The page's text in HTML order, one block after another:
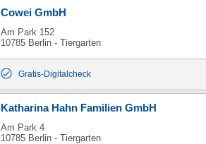
Cowei GmbH
Am Park 152
10785 Berlin - Tiergarten
Gratis-Digitalcheck
Katharina Hahn Familien GmbH
Am Park 4
10785 Berlin - Tiergarten